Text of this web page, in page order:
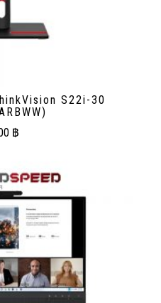
S22i-30
฿